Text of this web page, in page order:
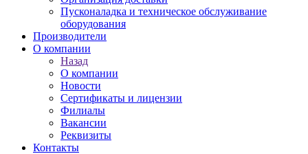
Пусконаладка и техническое обслуживание
оборудования
Производители
О компании
Назад
О компании
Новости
Сертификаты и лицензии
Филиалы
Вакансии
Реквизиты
Контакты